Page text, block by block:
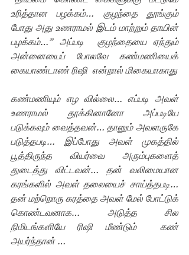
உரித்தான பழக்கம்… குழந்தை தூங்கும்
போது அது உணராமல் இடம் மாற்றும் தாயின்
பழக்கம்…” அப்படி  குழந்தையை ஏந்தும்
அன்னையைப் போலவே கண்மணியைக்
கையாண்டாண் ரிஷி  என்றால் மிகையாகாது
கண்மணியும் எழ வில்லை… எப்படி அவள்
உணராமல் தூக்கினானோ அப்படியே
படுக்கவும் வைத்தவன்… தானும் அவளருகே
படுத்தபடி… இப்போது அவள் முகத்தில்
பூத்திருந்த வியர்வை அரும்புகளைத்
துடைத்து விட்டவன்… தன் வலிமையான
கரங்களில் அவள் தலையைச் சாய்த்தபடி…
தன் மற்றொரு கரத்தை அவள் மேல் போட்டுக்
கொண்டவனாக… அடுத்த சில
நிமிடங்களியே ரிஷி மீண்டும்  கண்
அயர்ந்தான் …